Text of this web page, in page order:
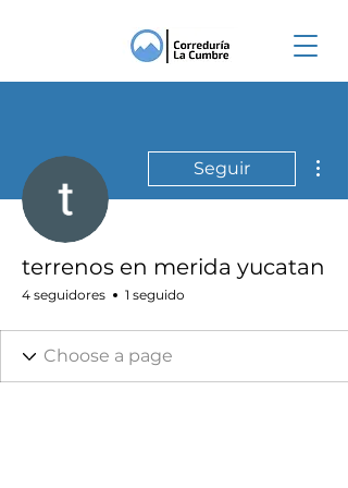
Seguir
terrenos en merida yucatan
4 seguidores 1 seguido